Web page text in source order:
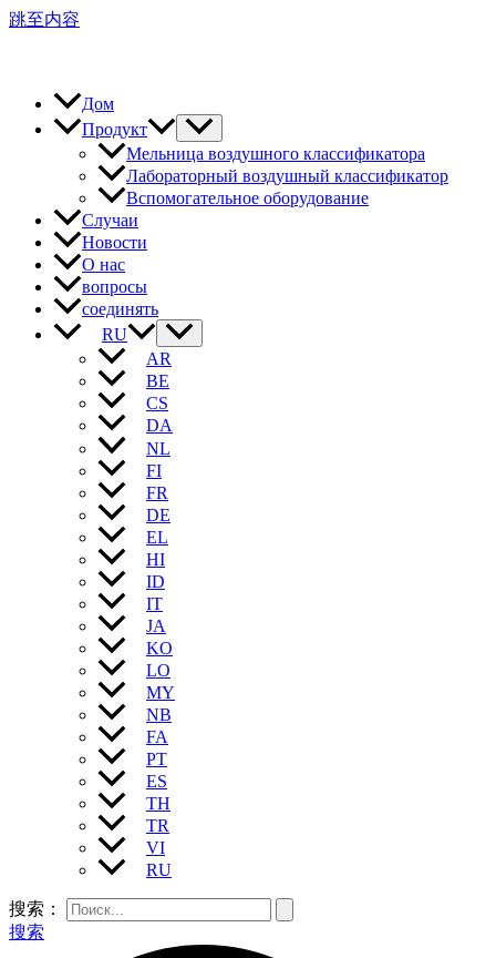
跳至内容
Дом
Продукт
Мельница воздушного классификатора
Лабораторный воздушный классификатор
Вспомогательное оборудование
Случаи
Новости
О нас
вопросы
соединять
RU
AR
BE
CS
DA
NL
FI
FR
DE
EL
HI
ID
IT
JA
KO
LO
MY
NB
FA
PT
ES
TH
TR
VI
RU
搜索：
搜索